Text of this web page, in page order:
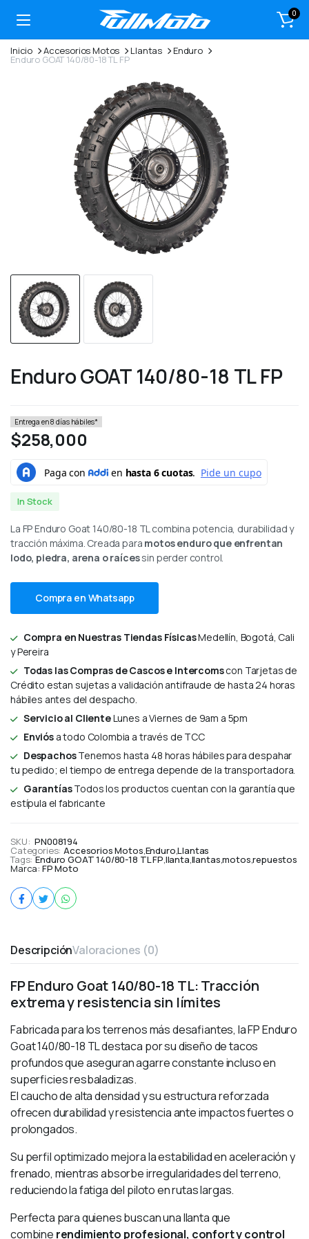
0
Inicio Accesorios Motos Llantas Enduro
Enduro GOAT 140/80-18 TL FP
Enduro GOAT 140/80-18 TL FP
Entrega en 8 días hábiles*
$258,000
In Stock
La FP Enduro Goat 140/80-18 TL combina potencia, durabilidad y
tracción máxima. Creada para motos enduro que enfrentan
lodo, piedra, arena o raícessin perder control.
Compra en Whatsapp
Compra en Nuestras Tiendas FísicasMedellín, Bogotá, Cali
y Pereira
Todas las Compras de Cascos e Intercomscon Tarjetas de
Crédito estan sujetas a validación antifraude de hasta 24 horas
hábiles antes del despacho.
Servicio al ClienteLunes a Viernes de 9am a 5pm
Enviósa todo Colombia a través de TCC
DespachosTenemos hasta 48 horas hábiles para despahar
tu pedido; el tiempo de entrega depende de la transportadora.
GarantíasTodos los productos cuentan con la garantía que
estípula el fabricante
SKU: PN008194
Categories: Accesorios Motos,Enduro,Llantas
Tags: Enduro GOAT 140/80-18 TL FP,llanta,llantas,motos,repuestos
Marca: FP Moto
DescripciónValoraciones (0)
FP Enduro Goat 140/80-18 TL: Tracción
extrema y resistencia sin límites
Fabricada para los terrenos más desafiantes, la FP Enduro
Goat 140/80-18 TL destaca por su diseño de tacos
profundos que aseguran agarre constante incluso en
superficies resbaladizas.
El caucho de alta densidad y su estructura reforzada
ofrecen durabilidad y resistencia ante impactos fuertes o
prolongados.
Su perfil optimizado mejora la estabilidad en aceleración y
frenado, mientras absorbe irregularidades del terreno,
reduciendo la fatiga del piloto en rutas largas.
Perfecta para quienes buscan una llanta que
combine rendimiento profesional, confort y control